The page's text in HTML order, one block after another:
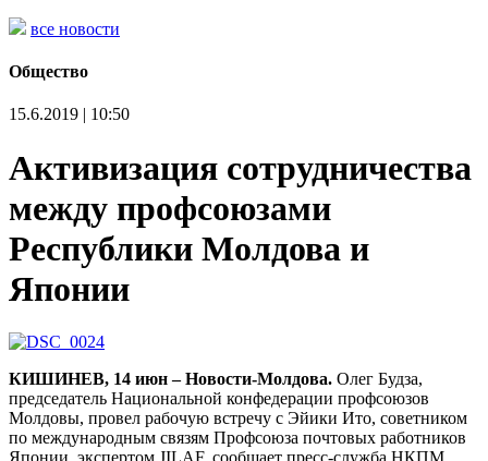
все новости
Общество
15.6.2019 | 10:50
Активизация сотрудничества
между профсоюзами
Республики Молдова и
Японии
КИШИНЕВ, 14 июн – Новости-Молдова. Олег Будза,
председатель Национальной конфедерации профсоюзов
Молдовы, провел рабочую встречу с Эйики Ито, советником
по международным связям Профсоюза почтовых работников